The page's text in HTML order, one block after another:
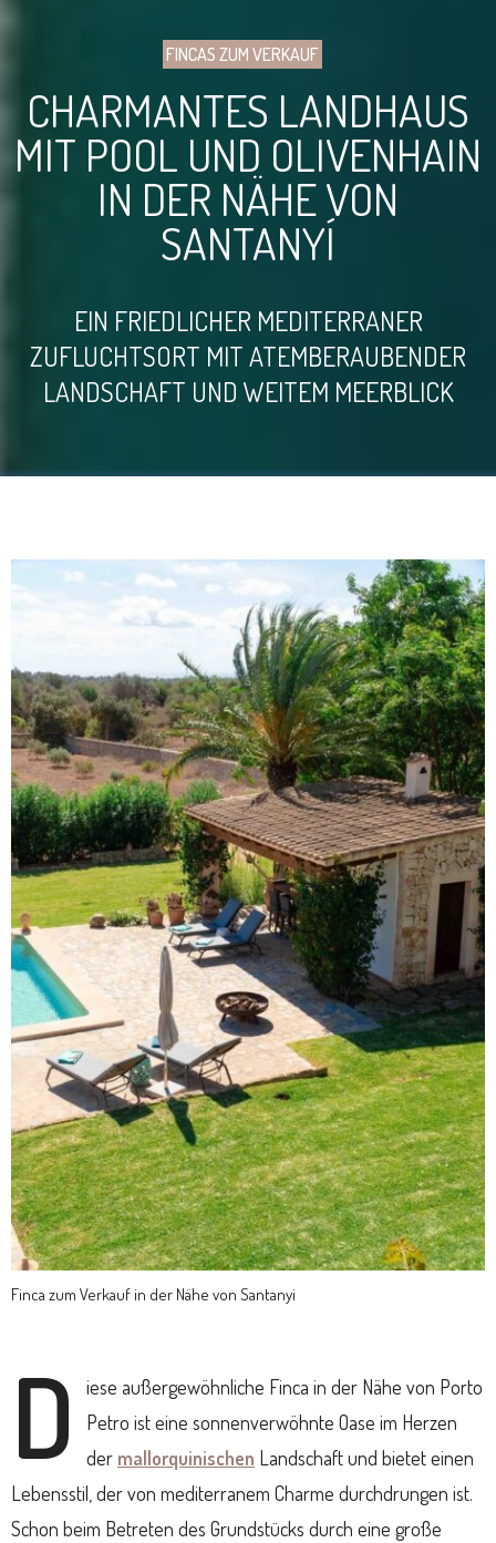
FINCAS ZUM VERKAUF
CHARMANTES LANDHAUS
MIT POOL UND OLIVENHAIN
IN DER NÄHE VON
SANTANYÍ
EIN FRIEDLICHER MEDITERRANER
ZUFLUCHTSORT MIT ATEMBERAUBENDER
LANDSCHAFT UND WEITEM MEERBLICK
Finca zum Verkauf in der Nähe von Santanyi
D
iese außergewöhnliche Finca in der Nähe von Porto
Petro ist eine sonnenverwöhnte Oase im Herzen
der mallorquinischen Landschaft und bietet einen
Lebensstil, der von mediterranem Charme durchdrungen ist.
Schon beim Betreten des Grundstücks durch eine große